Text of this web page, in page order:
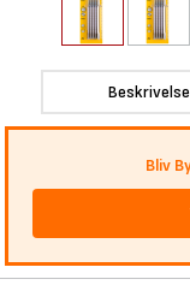
Beskrivelse
Bliv